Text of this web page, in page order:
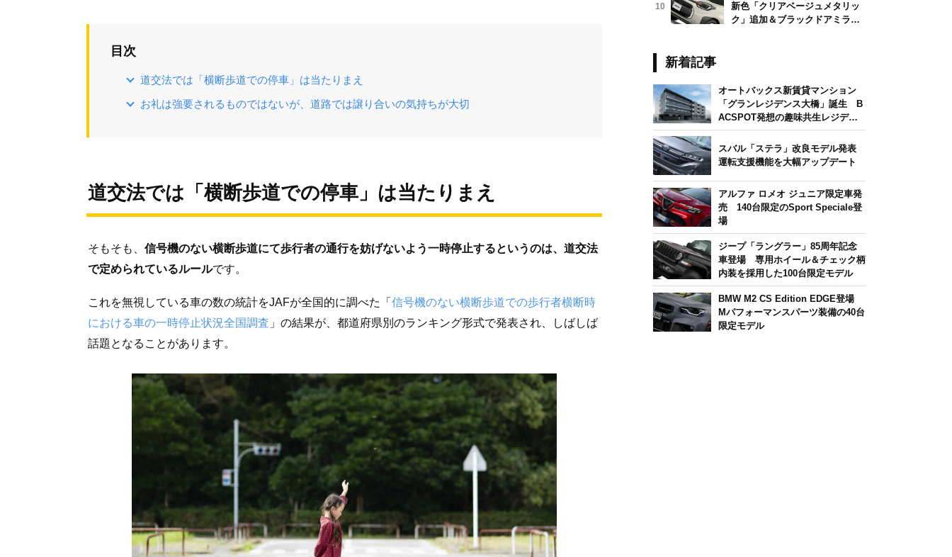
目次
道交法では「横断歩道での停車」は当たりまえ
お礼は強要されるものではないが、道路では譲り合いの気持ちが大切
道交法では「横断歩道での停車」は当たりまえ
そもそも、 信号機のない横断歩道にて歩行者の通行を妨げないよう一時停止するというのは、道交法
で定められているルールです。
これを無視している車の数の統計をJAFが全国的に調べた「信号機のない横断歩道での歩行者横断時
における車の一時停止状況全国調査 」の結果が、都道府県別のランキング形式で発表され、しばしば
話題となることがあります。
10
新色「クリアベージュメタリッ
ク」追加＆ブラックドアミラー
新着記事
オートバックス新賃貸マンション
「グランレジデンス大橋」誕生 B
ACSPOT発想の趣味共生レジデン
ス
スバル「ステラ」改良モデル発表
運転支援機能を大幅アップデート
アルファ ロメオ ジュニア限定車発
売 140台限定のSport Speciale登
場
ジープ「ラングラー」85周年記念
車登場 専用ホイール＆チェック柄
内装を採用した100台限定モデル
BMW M2 CS Edition EDGE登場
Mパフォーマンスパーツ装備の40台
限定モデル